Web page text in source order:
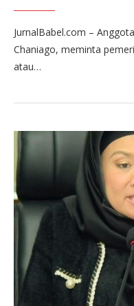
JurnalBabel.com –
Chaniago, meminta
atau…